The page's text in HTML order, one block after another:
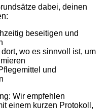
dabei, deinen
beseitigen und
wo es sinnvoll ist, um
und
Wir empfehlen
einem kurzen Protokoll,